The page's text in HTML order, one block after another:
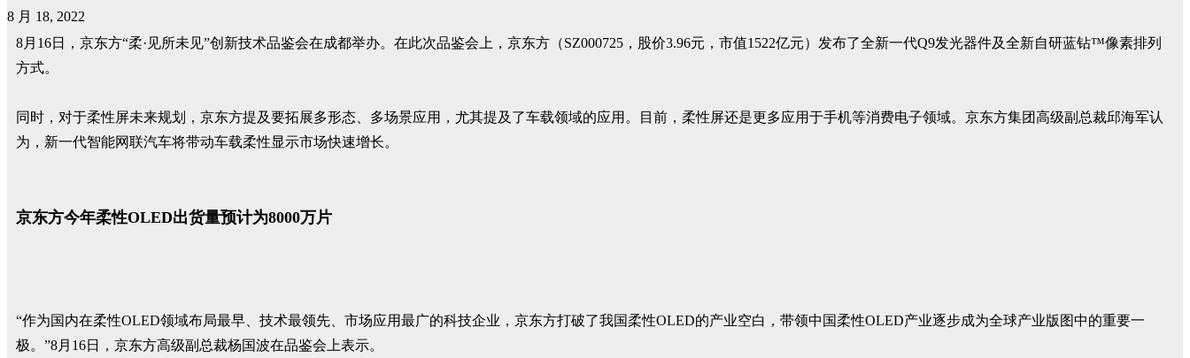
8 月 18, 2022
8月16日，京东方“柔·见所未见”创新技术品鉴会在成都举办。在此次品鉴会上，京东方（SZ000725，股价3.96元，市值1522亿元）发布了全新一代Q9发光器件及全新自研蓝钻™像素排列
方式。
同时，对于柔性屏未来规划，京东方提及要拓展多形态、多场景应用，尤其提及了车载领域的应用。目前，柔性屏还是更多应用于手机等消费电子领域。京东方集团高级副总裁邱海军认
为，新一代智能网联汽车将带动车载柔性显示市场快速增长。
京东方今年柔性OLED出货量预计为8000万片
“作为国内在柔性OLED领域布局最早、技术最领先、市场应用最广的科技企业，京东方打破了我国柔性OLED的产业空白，带领中国柔性OLED产业逐步成为全球产业版图中的重要一
极。”8月16日，京东方高级副总裁杨国波在品鉴会上表示。